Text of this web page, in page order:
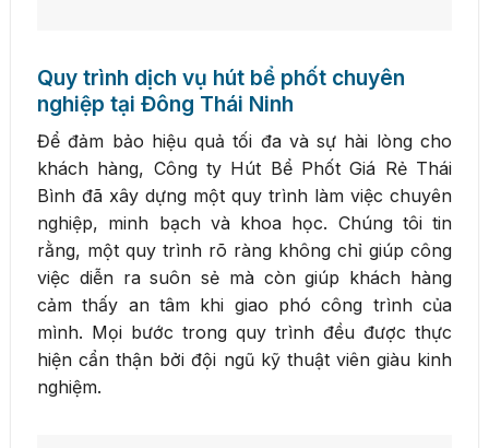
Quy trình dịch vụ hút bể phốt chuyên
nghiệp tại Đông Thái Ninh
Để đảm bảo hiệu quả tối đa và sự hài lòng cho
khách hàng, Công ty Hút Bể Phốt Giá Rẻ Thái
Bình đã xây dựng một quy trình làm việc chuyên
nghiệp, minh bạch và khoa học. Chúng tôi tin
rằng, một quy trình rõ ràng không chỉ giúp công
việc diễn ra suôn sẻ mà còn giúp khách hàng
cảm thấy an tâm khi giao phó công trình của
mình. Mọi bước trong quy trình đều được thực
hiện cẩn thận bởi đội ngũ kỹ thuật viên giàu kinh
nghiệm.